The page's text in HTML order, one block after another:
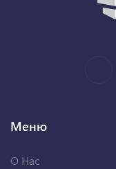
Меню
О Нас